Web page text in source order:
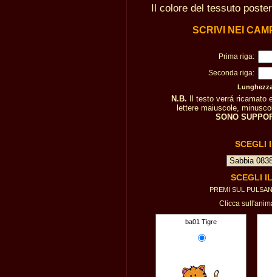
Il colore del tessuto
SCRIVI NEI
Prima riga:
Seconda riga:
N.B. Il testo verrá ricamato
lettere maiuscole,
SONO
SCEGLI
SCEGLI
PREMI SUL
Clicca
ba01 Tigre